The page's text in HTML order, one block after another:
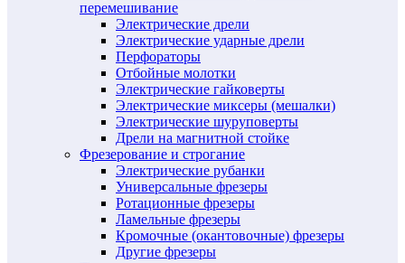
перемешивание
Электрические дрели
Электрические ударные дрели
Перфораторы
Отбойные молотки
Электрические гайковерты
Электрические миксеры (мешалки)
Электрические шуруповерты
Дрели на магнитной стойке
Фрезерование и строгание
Электрические рубанки
Универсальные фрезеры
Ротационные фрезеры
Ламельные фрезеры
Кромочные (окантовочные) фрезеры
Другие фрезеры